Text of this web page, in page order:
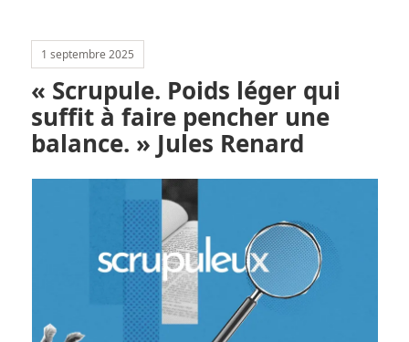
petite
classe
: le
blog
1 septembre 2025
« Scrupule. Poids léger qui
suffit à faire pencher une
balance. » Jules Renard